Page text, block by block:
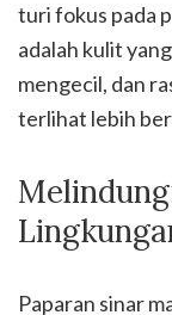
turi fokus pada
adalah kulit
mengecil, dan
terlihat lebih
Paparan sinar